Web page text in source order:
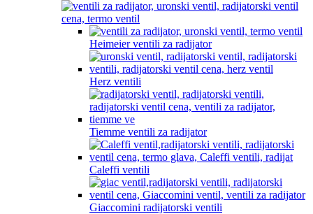
Heimeier ventili za radijator
Herz ventili
Tiemme ventili za radijator
Caleffi ventili
Giaccomini radijatorski ventili